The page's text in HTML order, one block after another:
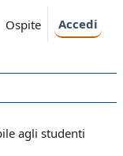
Ospite Accedi
agli studenti